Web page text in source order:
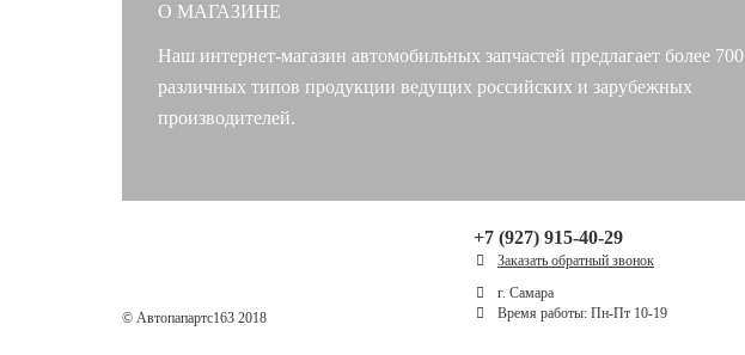
О МАГАЗИНЕ
Наш интернет-магазин автомобильных запчастей предлагает более 700
различных типов продукции ведущих российских и зарубежных
производителей.
© Автопапартс163 2018
+7 (927) 915-40-29
Заказать обратный звонок
г. Самара
Время работы: Пн-Пт 10-19